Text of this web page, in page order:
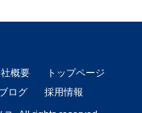
概要
トップページ
ブログ
採用情報